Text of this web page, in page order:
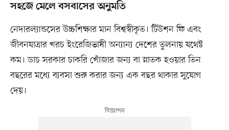
সহজে মেলে বসবাসের অনুমতি
নেদারল্যান্ডসের উচ্চশিক্ষার মান বিশ্বস্বীকৃত। টিউশন ফি এবং
জীবনযাত্রার খরচ ইংরেজিভাষী অন্যান্য দেশের তুলনায় যথেষ্ট
কম। ডাচ সরকার চাকরি খোঁজার জন্য বা স্নাতক হওয়ার তিন
বছরের মধ্যে ব্যবসা শুরু করার জন্য এক বছর থাকার সুযোগ
দেয়।